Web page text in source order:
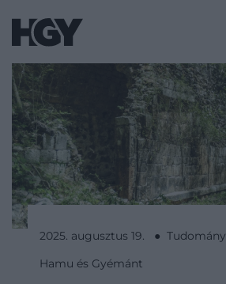
2025. augusztus 19. ● Tudomány
Hamu és Gyémánt